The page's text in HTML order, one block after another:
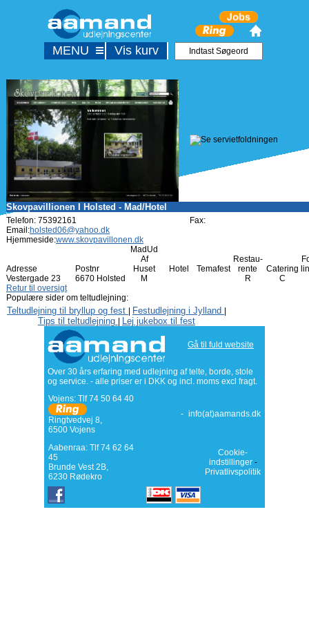
Skovpavillionen I Holsted - Mad/Hotel
Telefon: 75392161
Fax:
Email:holsted06@yahoo.dk
Hjemmeside:www.skovpavillonen.dk
Adresse Postnr
MadUd
Af
Huset
Hotel Temafest
Restau-
rente
Catering
Vestergade 23
6670 Holsted M R
C
Retur til oversigt
Populære sider om teltudlejning:
Teltudlejning til bryllup og fest Festudlejning i Jylland
Tips til teltudlejning Lej jukebox til fest
Gå til fuld website
Over 30 års erfaring med udlejning af telte, borde, stole
og service. - alle priser er i DKK og incl. moms excl fragt.
Vojens: Tlf74 50 64 40
Ringtvedvej 8,
6500 Vojens
- info(at)aamands.dk
Aabenraa: Tlf 74 62 64
45
Brunde Vest 2B,
6230 Rødekro
Cookie-
indstillinger-
Privatlivspolitik
MENU Vis kurv